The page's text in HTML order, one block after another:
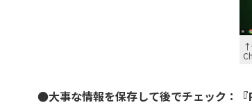
●大事な情報を保存して後でチェック：『